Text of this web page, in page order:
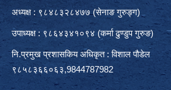
अध्यक्ष : ९८४८३२८४७७ (सेनाङ गुरुङ्ग)
उपाध्यक्ष : ९८६४३४१०९४ (कर्मा ढुण्डुप गुरुङ)
नि.प्रमुख प्रशासकिय अधिकृत : विशाल पौडेल
९८५८३६६०६३,9844787982